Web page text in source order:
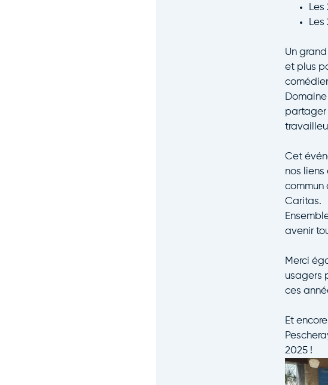
Un
et plus
partager
Cet
nos
commun
Caritas.
avenir
Merci
usagers
ces
Et
2025 !